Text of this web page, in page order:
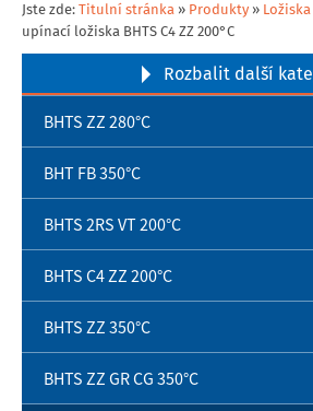
Jste zde: Titulní stránka » Produkty »
upínací ložiska BHTS C4 ZZ 200°C
Rozbalit další
BHTS ZZ 280°C
BHT FB 350°C
BHTS 2RS VT 200°C
BHTS C4 ZZ 200°C
BHTS ZZ 350°C
BHTS ZZ GR CG 350°C